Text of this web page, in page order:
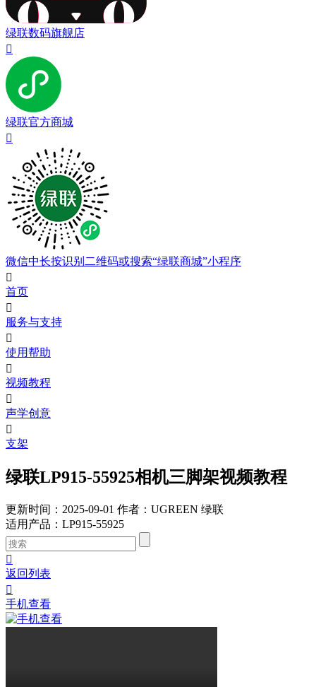
绿联数码旗舰店

绿联官方商城

微信中长按识别二维码或搜索“绿联商城”小程序

首页

服务与支持

使用帮助

视频教程

声学创意

支架
绿联LP915-55925相机三脚架视频教程
更新时间：2025-09-01 作者：UGREEN 绿联
适用产品 ： LP915-55925

返回列表

手机查看